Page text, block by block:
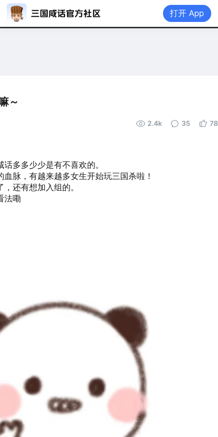
打开 App
| 首页
～
2.4k 35
多多少少是有不喜欢的。
脉，有越来越多女生开始玩三国杀啦！
还有想加入组的。
法嘞